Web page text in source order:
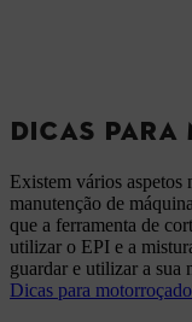
DICAS PARA
Existem vários
manutenção de
que a ferramenta de
utilizar o EPI e a
guardar e utilizar a sua
Dicas para